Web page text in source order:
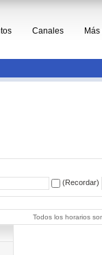
Canales
(Recordar)
Todos los horarios